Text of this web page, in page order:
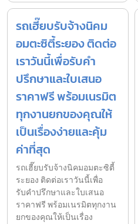
รถเฮี๊ยบรับจ้างนิคม
อมตะซิตี้ระยอง ติดต่อ
เราวันนี้เพื่อรับคำ
ปรึกษาและใบเสนอ
ราคาฟรี พร้อมเนรมิต
ทุกงานยกของคุณให้
เป็นเรื่องง่ายและคุ้ม
ค่าที่สุด
รถเฮี๊ยบรับจ้างนิคมอมตะซิตี้
ระยอง ติดต่อเราวันนี้เพื่อ
รับคำปรึกษาและใบเสนอ
ราคาฟรี พร้อมเนรมิตทุกงาน
ยกของคุณให้เป็นเรื่อง